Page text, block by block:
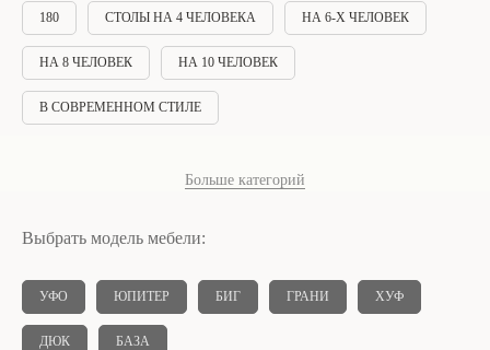
180 СТОЛЫ НА 4 ЧЕЛОВЕКА НА 6-Х ЧЕЛОВЕК
НА 8 ЧЕЛОВЕК НА 10 ЧЕЛОВЕК
В СОВРЕМЕННОМ СТИЛЕ
Больше категорий
Выбрать модель мебели:
УФО ЮПИТЕР БИГ ГРАНИ ХУФ
ДЮК БАЗА